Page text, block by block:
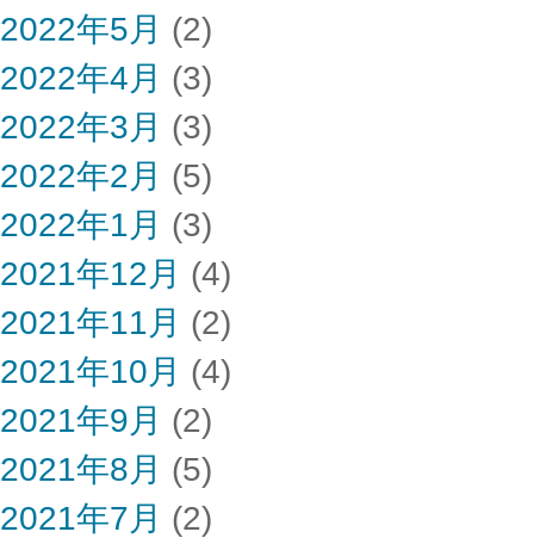
2022年5月 (2)
2022年4月 (3)
2022年3月 (3)
2022年2月 (5)
2022年1月 (3)
2021年12月 (4)
2021年11月 (2)
2021年10月 (4)
2021年9月 (2)
2021年8月 (5)
2021年7月 (2)